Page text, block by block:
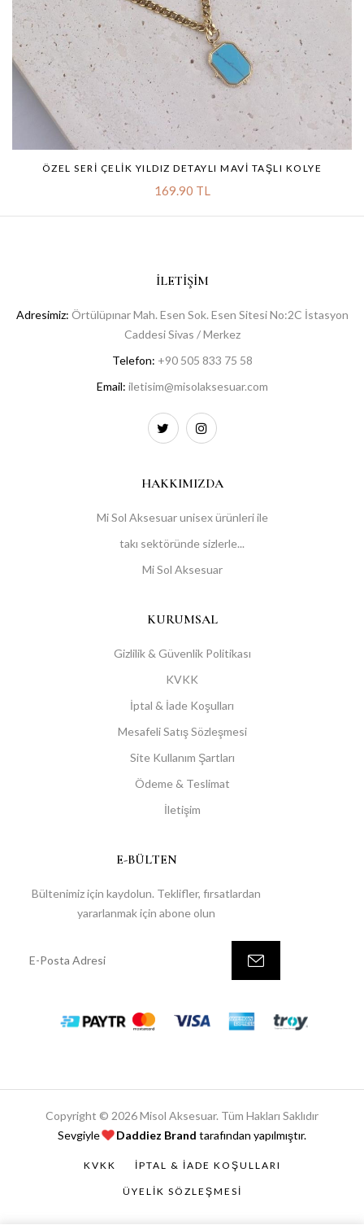
ÖZEL SERI ÇELIK YILDIZ DETAYLI MAVI TAŞLI KOLYE
169.90 TL
İLETIŞIM
Adresimiz: Örtülüpınar Mah. Esen Sok. Esen Sitesi No:2C İstasyon
Caddesi Sivas / Merkez
Telefon: +90 505 833 75 58
Email: iletisim@misolaksesuar.com
HAKKIMIZDA
Mi Sol Aksesuar unisex ürünleri ile
takı sektöründe sizlerle...
Mi Sol Aksesuar
KURUMSAL
Gizlilik & Güvenlik Politikası
KVKK
İptal & İade Koşulları
Mesafeli Satış Sözleşmesi
Site Kullanım Şartları
Ödeme & Teslimat
İletişim
E-BÜLTEN
Bültenimiz için kaydolun. Teklifler, fırsatlardan
yararlanmak için abone olun
Copyright © 2026 Misol Aksesuar. Tüm Hakları Saklıdır
Sevgiyle
Daddiez Brand tarafından yapılmıştır.
KVKK İPTAL & İADE KOŞULLARI
ÜYELIK SÖZLEŞMESI